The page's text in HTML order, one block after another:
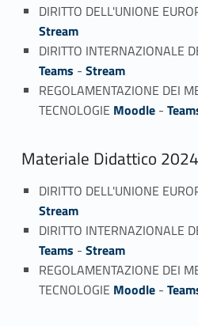
DIRITTO DELL'UNIONE
Stream
DIRITTO INTERNAZIONALE
Teams - Stream
REGOLAMENTAZIONE DEI
TECNOLOGIE Moodle-
Materiale Didattico
DIRITTO DELL'UNIONE
Stream
DIRITTO INTERNAZIONALE
Teams - Stream
REGOLAMENTAZIONE DEI
TECNOLOGIE Moodle-